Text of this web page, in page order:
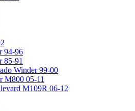
94-96
85-91
Winder 99-00
M800 05-11
M109R 06-12